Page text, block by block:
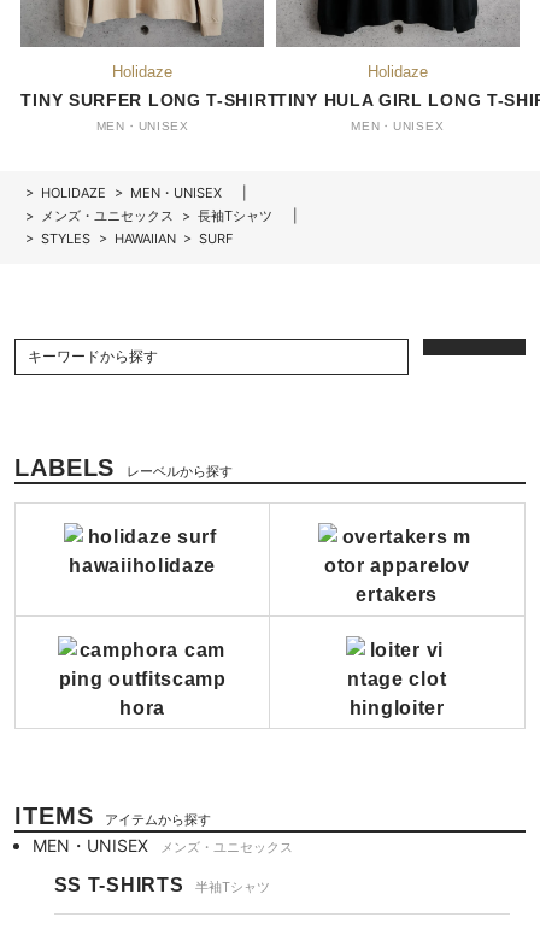
TINY SURFER LONG T-SHIRT
MEN・UNISEX
TINY HULA GIRL LONG T-
MEN・UNISEX
> HOLIDAZE > MEN・UNISEX
> メンズ・ユニセックス > 長袖Tシャツ
>STYLES > HAWAIIAN > SURF
LABELS レーベルから探す
ITEMS アイテムから探す
MEN・UNISEX メンズ・ユニセックス
SS T-SHIRTS 半袖Tシャツ